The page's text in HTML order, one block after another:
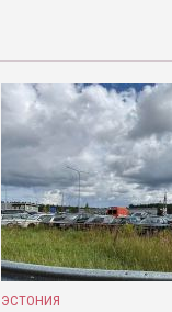
ЭСТОНИЯ